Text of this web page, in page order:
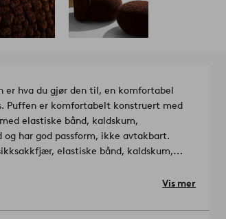
er hva du gjør den til, en komfortabel
Puffen er komfortabelt konstruert med
elastiske bånd, kaldskum,
har god passform, ikke avtakbart.
elastiske bånd, kaldskum,
til mennesker og miljø.Artikelnummer:
Vis mer